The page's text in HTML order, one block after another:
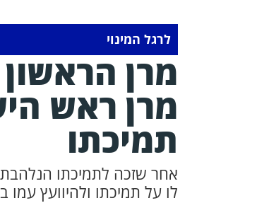
לרגל המינוי
מרן
מרן ראש
תמיכתו
אחר שזכה לתמיכתו
לו על תמיכתו ולהיוועץ